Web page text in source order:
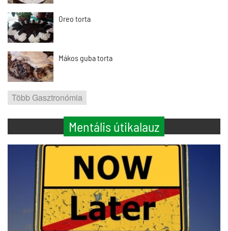
Oreo torta
Mákos guba torta
Több Gasztronómia
Mentális útikalauz